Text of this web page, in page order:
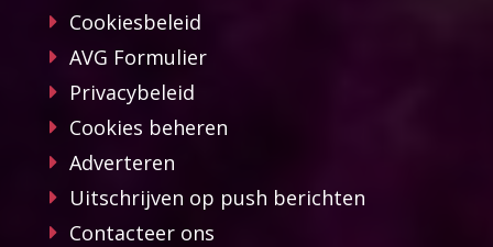
Cookiesbeleid
AVG Formulier
Privacybeleid
Cookies beheren
Adverteren
Uitschrijven op push berichten
Contacteer ons